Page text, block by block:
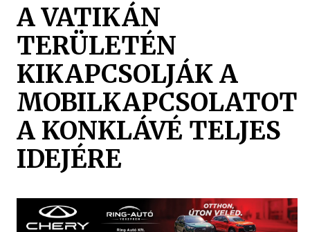
A VATIKÁN
TERÜLETÉN
KIKAPCSOLJÁK A
MOBILKAPCSOLATOT
A KONKLÁVÉ TELJES
IDEJÉRE